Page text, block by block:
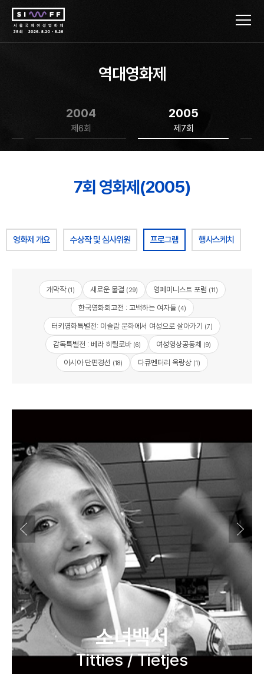
역대영화제
2004
제6회
2005
제7회
7회 영화제(2005)
영화제 개요 수상작 및 심사위원 프로그램 행사스케치
개막작(1) 새로운 물결 (29) 영페미니스트 포럼 (11)
한국영화회고전 : 고백하는 여자들(4)
터키영화특별전: 이슬람 문화에서 여성으로 살아가기 (7)
감독특별전 : 베라 히틸로바 (6) 여성영상공동체 (9)
아시아 단편경선 (18) 다큐멘터리 옥랑상 (1)
소녀백서
Titties / Tietjes